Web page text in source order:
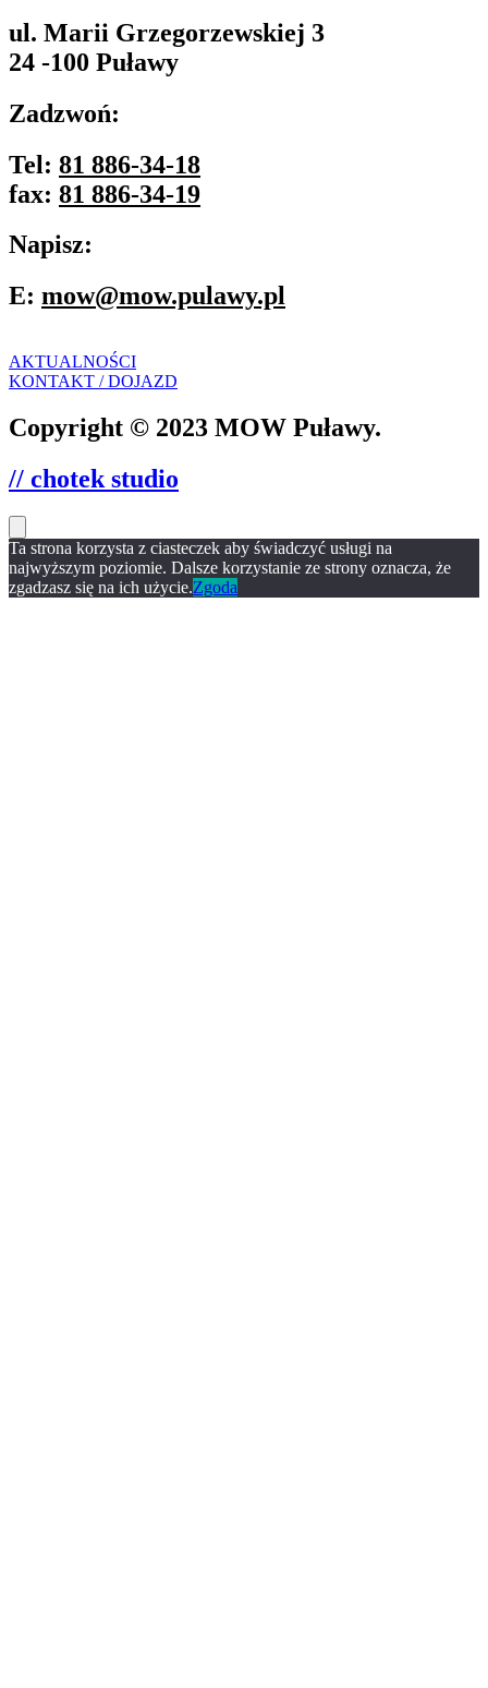
ul. Marii Grzegorzewskiej 3
24 -100 Puławy
Zadzwoń:
Tel: 81 886-34-18
fax: 81 886-34-19
Napisz:
E: mow@mow.pulawy.pl
AKTUALNOŚCI
KONTAKT / DOJAZD
Copyright © 2023 MOW Puławy.
// chotek studio
Ta strona korzysta z ciasteczek aby świadczyć usługi na
najwyższym poziomie. Dalsze korzystanie ze strony oznacza, że
zgadzasz się na ich użycie.Zgoda